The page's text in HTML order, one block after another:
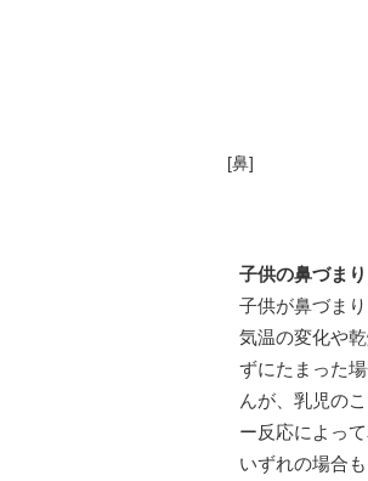
[鼻]
子供の鼻づまり
子供が鼻づま
気温の変化や
ずにたまった
んが、乳児の
ー反応によっ
いずれの場合